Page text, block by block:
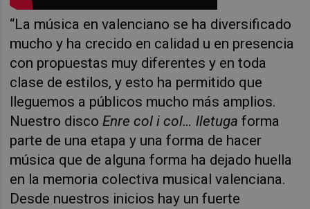
“La música en valenciano se ha diversificado
mucho y ha crecido en calidad u en presencia
con propuestas muy diferentes y en toda
clase de estilos, y esto ha permitido que
lleguemos a públicos mucho más amplios.
Nuestro discoEnre col i col… lletugaforma
parte de una etapa y una forma de hacer
música que de alguna forma ha dejado huella
en la memoria colectiva musical valenciana.
Desde nuestros inicios hay un fuerte